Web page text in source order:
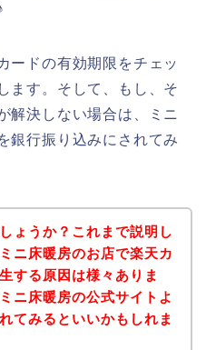
ードの有効期限をチェッ
ます。そして、もし、そ
解決しない場合は、ミニ
銀行振り込みにされてみ
ょうか？これまで説明し
ニ床暖房のお店で楽天カ
する原因は様々ありま
ニ床暖房の公式サイトよ
てみるといいかもしれま